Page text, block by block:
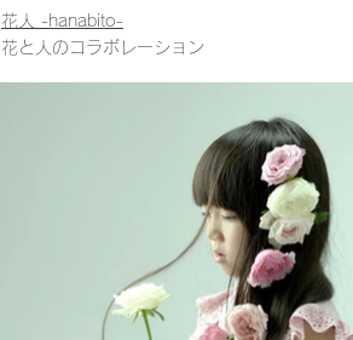
花人 -hanabito-
花と人のコラボレーション